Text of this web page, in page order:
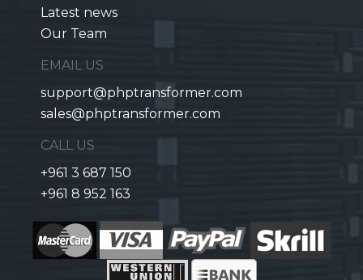
Latest news
Our Team
EMAIL US
support@phptransformer.com
sales@phptransformer.com
CALL US
+961 3 687 150
+961 8 952 163